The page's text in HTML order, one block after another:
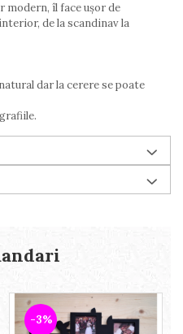
modern, îl face ușor de
de la scandinav la
dar la cerere se poate
-3%